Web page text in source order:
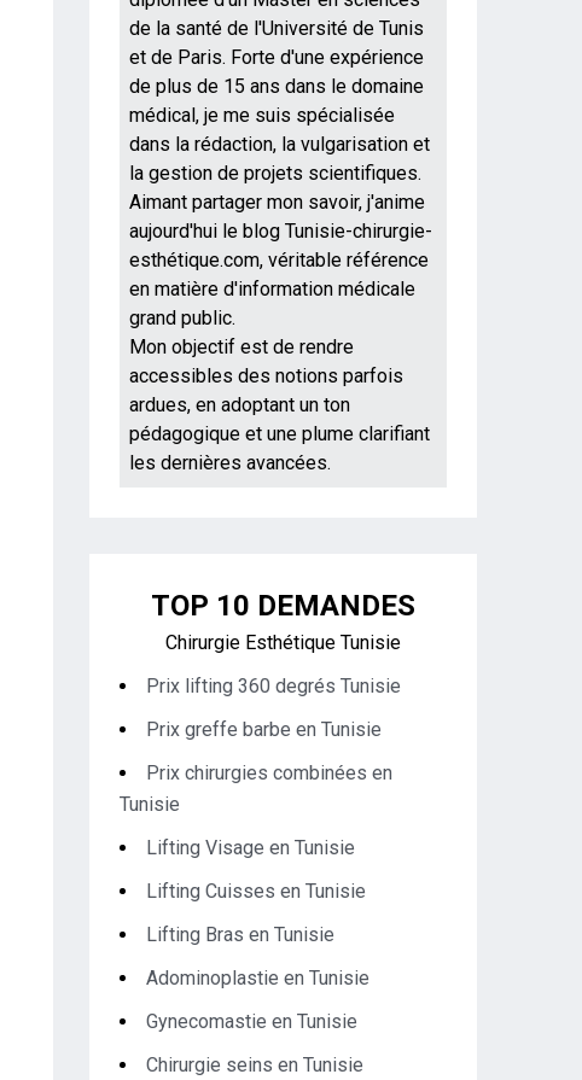
de la santé de l'Université de Tunis
et de Paris. Forte d'une expérience
de plus de 15 ans dans le domaine
médical, je me suis spécialisée
dans la rédaction, la vulgarisation et
la gestion de projets scientifiques.
Aimant partager mon savoir, j'anime
aujourd'hui le blog Tunisie-chirurgie-
esthétique.com, véritable référence
en matière d'information médicale
grand public.
Mon objectif est de rendre
accessibles des notions parfois
ardues, en adoptant un ton
pédagogique et une plume clarifiant
les dernières avancées.
TOP 10 DEMANDES
Chirurgie Esthétique Tunisie
Prix lifting 360 degrés Tunisie
Prix greffe barbe en Tunisie
Prix chirurgies combinées en
Tunisie
Lifting Visage en Tunisie
Lifting Cuisses en Tunisie
Lifting Bras en Tunisie
Adominoplastie en Tunisie
Gynecomastie en Tunisie
Chirurgie seins en Tunisie